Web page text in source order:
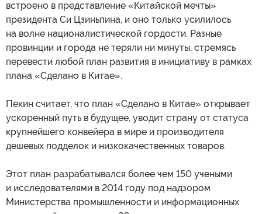
встроено в представление «Китайской мечты»
президента Си Цзиньпина, и оно только усилилось
на волне националистической гордости. Разные
провинции и города не теряли ни минуты, стремясь
перевести любой план развития в инициативу в рамках
плана «Сделано в Китае».
Пекин считает, что план «Сделано в Китае» открывает
ускоренный путь в будущее, уводит страну от статуса
крупнейшего конвейера в мире и производителя
дешевых подделок и низкокачественных товаров.
Этот план разрабатывался более чем 150 учеными
и исследователями в 2014 году под надзором
Министерства промышленности и информационных